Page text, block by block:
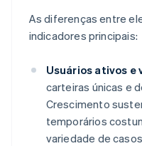
As diferenças entre
indicadores principais:
Usuários ativos e
carteiras únicas e
Crescimento
temporários
variedade de